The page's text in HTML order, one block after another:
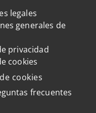
legales
generales de
privacidad
cookies
cookies
frecuentes